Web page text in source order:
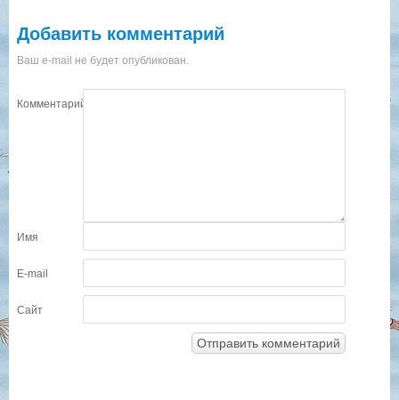
Добавить комментарий
Ваш e-mail не будет опубликован.
Комментарий
Имя
E-mail
Сайт